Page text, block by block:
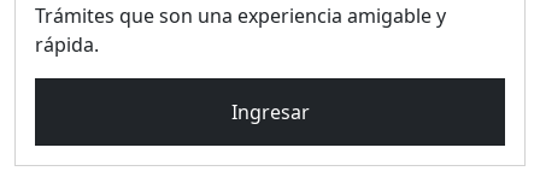
Trámites que son una experiencia amigable y
rápida.
Ingresar